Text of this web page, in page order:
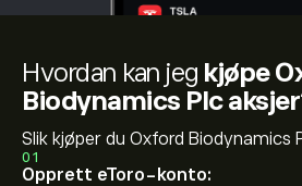
Hvordan kan jeg kjøpe
Biodynamics Plc
Slik kjøper du Oxford Biodynamics
01
Opprett eToro-konto: